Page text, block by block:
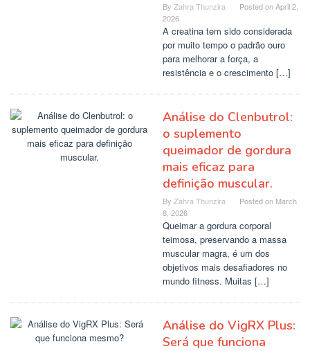
By Zahra Thunzira Posted onApril 2,
2026
A creatina tem sido considerada
por muito tempo o padrão ouro
para melhorar a força, a
resistência e o crescimento […]
Análise do Clenbutrol:
o suplemento
queimador de gordura
mais eficaz para
definição muscular.
By Zahra Thunzira Posted on March
8, 2026
Queimar a gordura corporal
teimosa, preservando a massa
muscular magra, é um dos
objetivos mais desafiadores no
mundo fitness. Muitas […]
Análise do VigRX Plus:
Será que funciona